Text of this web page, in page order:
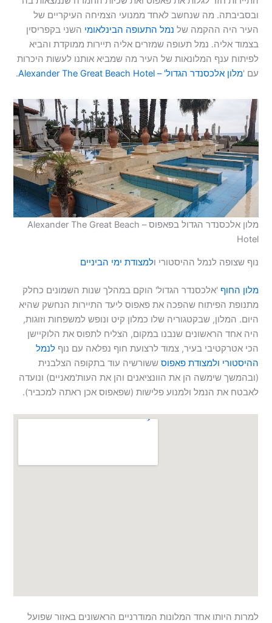
ובסביבתה. מה שנחשב לאחד ממנועי הצמיחה העיקריים של
העיר היה ההקמה של נמל התעופה הבינלאומי השני בקפריסין
בצמוד אליה. נמל תעופה שמזרים אליה תיירות ממוקדת והביא
לפיתוח ענף המלונאות של העיר מה שמביא אותנו לעשות היכרות
עם 'מלון אלכסנדר הגדול' – Alexander The Great Beach Hotel .
מלון אלכסנדר הגדול בפאפוס – Alexander The Great Beach
Hotel
נוף שצופה לנמל ההיסטורי ולמצודת ימי הביניים
מלון החוף 'אלכסנדר הגדול' הוקם במהלך שנות השמונים כחלק
מתנופת הפיתוח שהפכה את פאפוס ליעד התיירות הנחשק שהיא
היום. המלון, שבקטגוריה שלו כמלון קיט ונופש למשפחות וזוגות,
היה אחד הראשונים שנבנו במקום, הצליח לתפוס את הלוקיישן
הכי אטרקטיבי בעיר, צמוד לרצועת חוף נפלאה עם נוףלנמל
ההיסטורי ולמצודת פאפוס ששורשיה עוד בתקופה הצלבנית
(ובהמשך שימשה הן את הוונציאנים והן את העות'מאניים) ונועדה
לאבטח את הנמל ולמנוע פלישות (שפאפוס אכן ראתה למכביר).
למרות היותו אחד המלונות המודרניים הראשונים באזור שפועל